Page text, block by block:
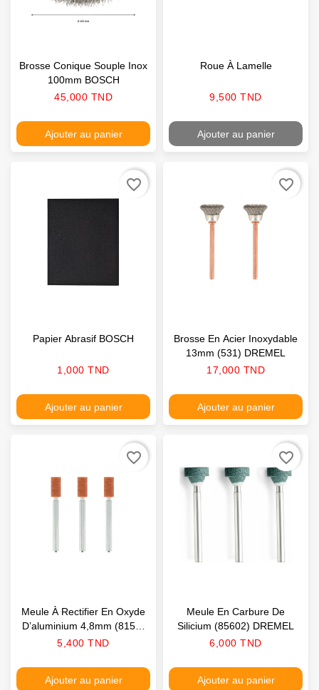
Brosse Conique Souple Inox
100mm BOSCH
Prix
45,000 TND
Ajouter au panier
Roue À Lamelle
Prix
9,500 TND
Ajouter au panier
Papier Abrasif BOSCH
Prix
1,000 TND
Ajouter au panier
favorite_border
Brosse En Acier Inoxydable
13mm (531) DREMEL
Prix
17,000 TND
Ajouter au panier
favorite_border
Meule À Rectifier En Oxyde
D’aluminium 4,8mm (8153)
DREMEL
Prix
5,400 TND
Ajouter au panier
favorite_border
Meule En Carbure De
Silicium (85602) DREMEL
Prix
6,000 TND
Ajouter au panier
favorite_border